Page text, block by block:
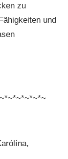
zu
und